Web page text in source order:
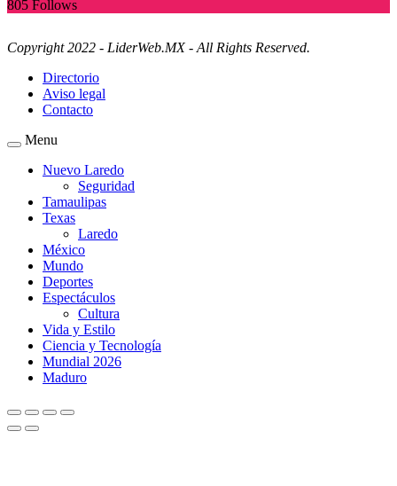
805 Follows
Copyright 2022 - LiderWeb.MX - All Rights Reserved.
Directorio
Aviso legal
Contacto
Menu
Nuevo Laredo
Seguridad
Tamaulipas
Texas
Laredo
México
Mundo
Deportes
Espectáculos
Cultura
Vida y Estilo
Ciencia y Tecnología
Mundial 2026
Maduro